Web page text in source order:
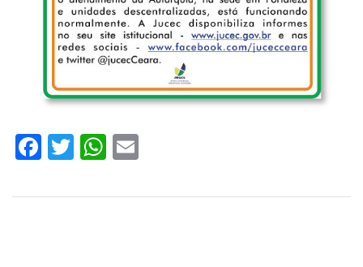
Facebook
TwitterWhatsApp